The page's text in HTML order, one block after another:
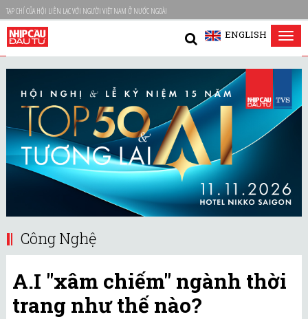
TẠP CHÍ CỦA HỘI LIÊN LẠC VỚI NGƯỜI VIỆT NAM Ở NƯỚC NGOÀI
ENGLISH
Công Nghệ
A.I "xâm chiếm" ngành thời
trang như thế nào?